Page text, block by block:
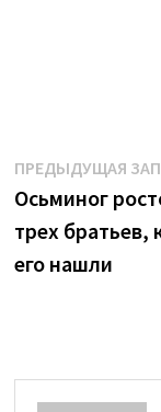
по
записям
ПРЕДЫДУЩАЯ
Осьминог
трех братьев,
его нашли